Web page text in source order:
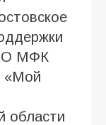
МФК
«Мой
области